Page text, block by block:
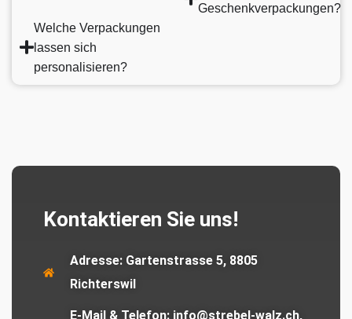
Welche Verpackungen
lassen sich
personalisieren?
Geschenkverpackungen?
Kontaktieren Sie uns!
Adresse: Gartenstrasse 5, 8805
Richterswil
E-Mail & Telefon: info@strebel-walz.ch,